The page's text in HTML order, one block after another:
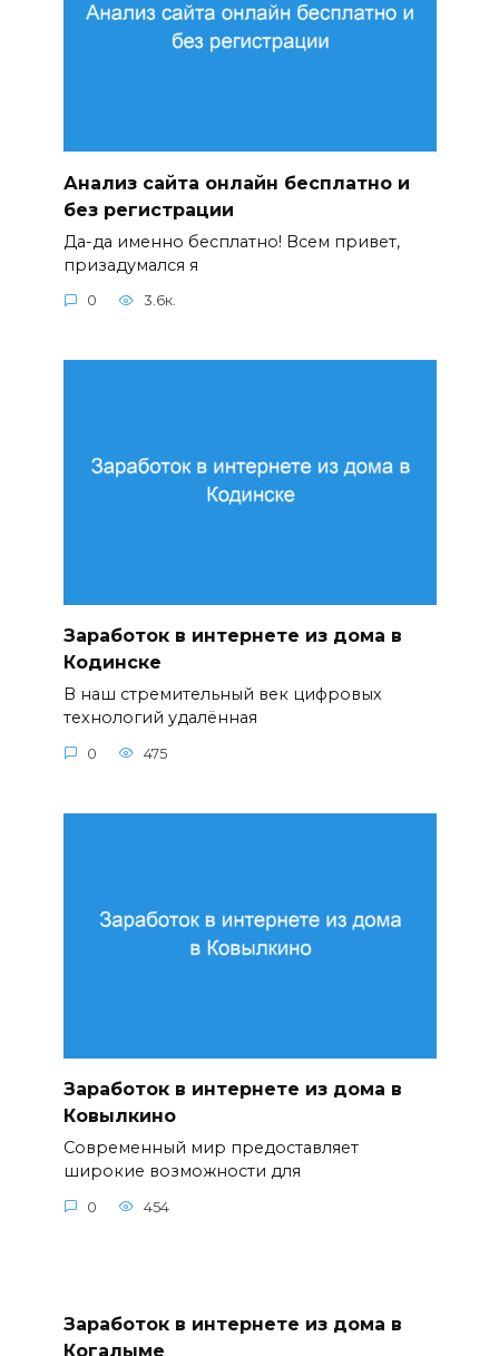
Анализ сайта онлайн бесплатно и
без регистрации
Да-да именно бесплатно! Всем привет,
призадумался я
0 3.6к.
Заработок в интернете из дома в
Кодинске
В наш стремительный век цифровых
технологий удалённая
0 475
Заработок в интернете из дома в
Ковылкино
Современный мир предоставляет
широкие возможности для
0 454
Заработок в интернете из дома в
Когалыме